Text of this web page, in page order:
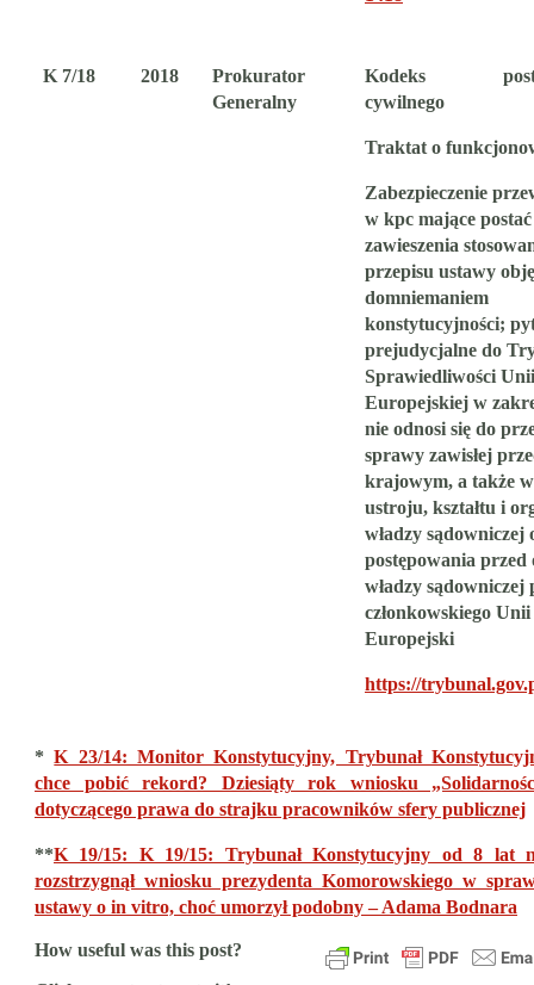
K 7/18 2018
Prokurator
Generalny
Kodeks
cywilnego
Traktat o
Zabezpieczenie
w kpc mające postać
zawieszenia
przepisu ustawy
domniemaniem
konstytucyjności;
prejudycjalne do
Sprawiedliwości Unii
Europejskiej w
nie odnosi się do
sprawy zawisłej
krajowym, a także
ustroju, kształtu i
władzy sądowniczej
postępowania przed
władzy sądowniczej
członkowskiego Unii
Europejski
https://
*K 23/14: Monitor Konstytucyjny, Trybunał
chce pobić rekord? Dziesiąty rok wniosku
dotyczącego prawa do strajku pracowników sfery publicznej
**K 19/15: K 19/15: Trybunał Konstytucyjny od 8 lat
rozstrzygnął wniosku prezydenta Komorowskiego w
ustawy o in vitro, choć umorzył podobny – Adama Bodnara
How useful was this post?